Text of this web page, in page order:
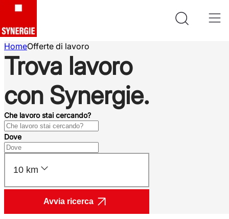
HomeOfferte di lavoro
Trova lavoro
con Synergie.
Che lavoro stai cercando?
Dove
10 km
Avvia ricerca